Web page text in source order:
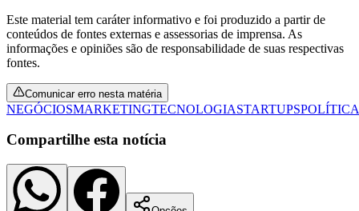
Este material tem caráter informativo e foi produzido a partir de
conteúdos de fontes externas e assessorias de imprensa. As
informações e opiniões são de responsabilidade de suas respectivas
fontes.
Comunicar erro nesta matéria
NEGÓCIOSMARKETINGTECNOLOGIASTARTUPS
Compartilhe esta notícia